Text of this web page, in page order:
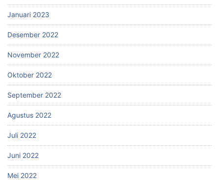
Januari 2023
Desember 2022
November 2022
Oktober 2022
September 2022
Agustus 2022
Juli 2022
Juni 2022
Mei 2022